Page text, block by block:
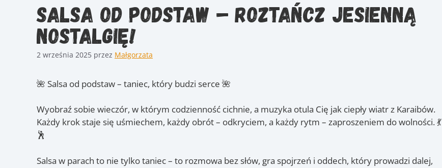
Salsa od podstaw – roztańcz jesienną
nostalgię!
2 września 2025 przez Małgorzata
🌺 Salsa od podstaw – taniec, który budzi serce 🌺
Wyobraź sobie wieczór, w którym codzienność cichnie, a muzyka otula Cię jak ciepły wiatr z Karaibów.
Każdy krok staje się uśmiechem, każdy obrót – odkryciem, a każdy rytm – zaproszeniem do wolności. 💃
🕺
Salsa w parach to nie tylko taniec – to rozmowa bez słów, gra spojrzeń i oddech, który prowadzi dalej,